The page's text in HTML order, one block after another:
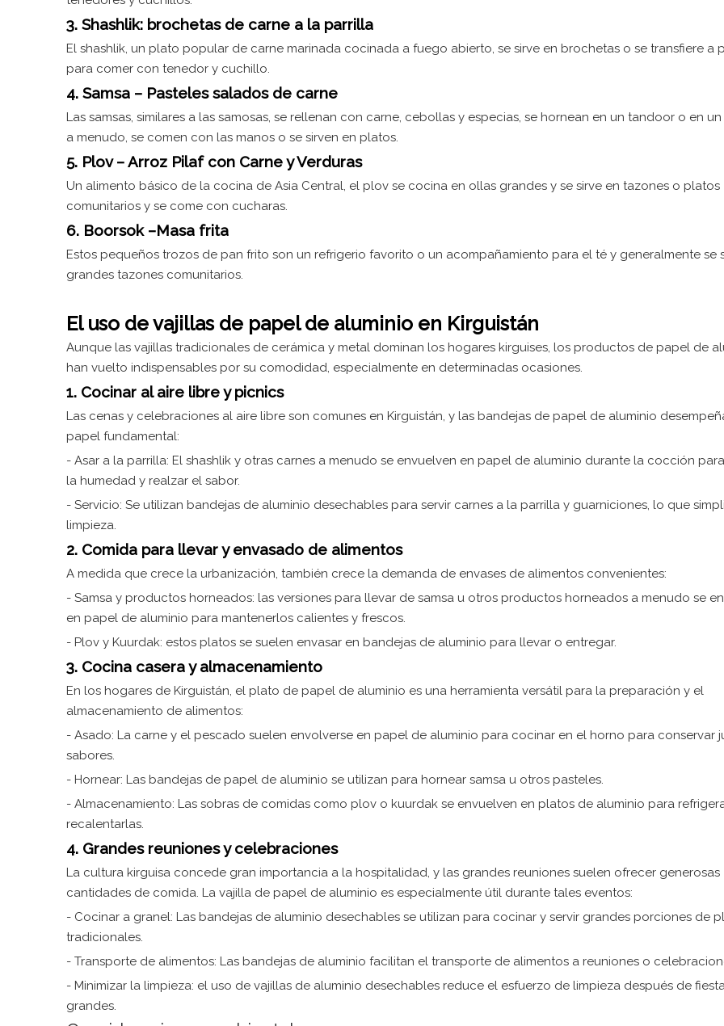
3. Shashlik: brochetas de carne a la parrilla
El shashlik, un plato popular de carne marinada cocinada a fuego abierto, se sirve en brochetas o se transfiere a
para comer con tenedor y cuchillo.
4. Samsa – Pasteles salados de carne
Las samsas, similares a las samosas, se rellenan con carne, cebollas y especias, se hornean en un tandoor o en
a menudo, se comen con las manos o se sirven en platos.
5. Plov – Arroz Pilaf con Carne y Verduras
Un alimento básico de la cocina de Asia Central, el plov se cocina en ollas grandes y se sirve en tazones o platos
comunitarios y se come con cucharas.
6. Boorsok –Masa frita
Estos pequeños trozos de pan frito son un refrigerio favorito o un acompañamiento para el té y generalmente se
grandes tazones comunitarios.
El uso de vajillas de papel de aluminio en Kirguistán
Aunque las vajillas tradicionales de cerámica y metal dominan los hogares kirguises, los productos de papel de
han vuelto indispensables por su comodidad, especialmente en determinadas ocasiones.
1. Cocinar al aire libre y picnics
Las cenas y celebraciones al aire libre son comunes en Kirguistán, y las bandejas de papel de aluminio
papel fundamental:
- Asar a la parrilla: El shashlik y otras carnes a menudo se envuelven en papel de aluminio durante la cocción
la humedad y realzar el sabor.
- Servicio: Se utilizan bandejas de aluminio desechables para servir carnes a la parrilla y guarniciones, lo que
limpieza.
2. Comida para llevar y envasado de alimentos
A medida que crece la urbanización, también crece la demanda de envases de alimentos convenientes:
- Samsa y productos horneados: las versiones para llevar de samsa u otros productos horneados a menudo se
en papel de aluminio para mantenerlos calientes y frescos.
- Plov y Kuurdak: estos platos se suelen envasar en bandejas de aluminio para llevar o entregar.
3. Cocina casera y almacenamiento
En los hogares de Kirguistán, el plato de papel de aluminio es una herramienta versátil para la preparación y el
almacenamiento de alimentos:
- Asado: La carne y el pescado suelen envolverse en papel de aluminio para cocinar en el horno para conservar
sabores.
- Hornear: Las bandejas de papel de aluminio se utilizan para hornear samsa u otros pasteles.
- Almacenamiento: Las sobras de comidas como plov o kuurdak se envuelven en platos de aluminio para
recalentarlas.
4. Grandes reuniones y celebraciones
La cultura kirguisa concede gran importancia a la hospitalidad, y las grandes reuniones suelen ofrecer generosas
cantidades de comida. La vajilla de papel de aluminio es especialmente útil durante tales eventos:
- Cocinar a granel: Las bandejas de aluminio desechables se utilizan para cocinar y servir grandes porciones de
tradicionales.
- Transporte de alimentos: Las bandejas de aluminio facilitan el transporte de alimentos a reuniones o
- Minimizar la limpieza: el uso de vajillas de aluminio desechables reduce el esfuerzo de limpieza después de
grandes.